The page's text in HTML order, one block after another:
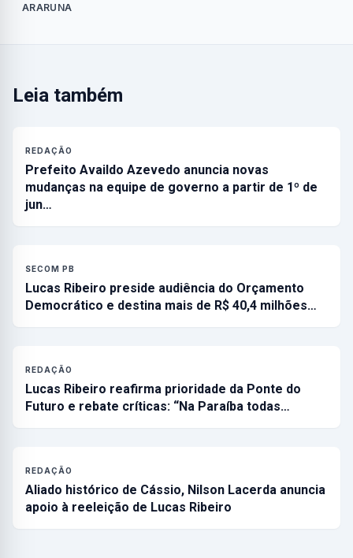
ARARUNA
Leia também
REDAÇÃO
Prefeito Availdo Azevedo anuncia novas
mudanças na equipe de governo a partir de 1º de
jun…
SECOM PB
Lucas Ribeiro preside audiência do Orçamento
Democrático e destina mais de R$ 40,4 milhões…
REDAÇÃO
Lucas Ribeiro reafirma prioridade da Ponte do
Futuro e rebate críticas: “Na Paraíba todas…
REDAÇÃO
Aliado histórico de Cássio, Nilson Lacerda anuncia
apoio à reeleição de Lucas Ribeiro